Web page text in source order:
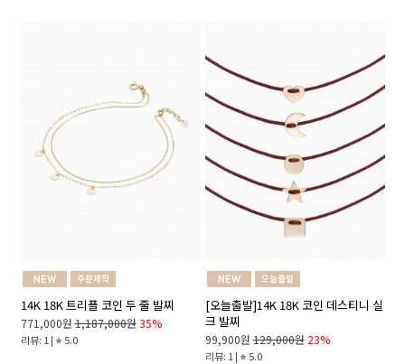
14K 18K 트리플 코인 두 줄 발찌
771,000원 1,187,000원 35%
리뷰: 1 | 5.0
[오늘출발]14K 18K 코인 데스티니 실
크 발찌
99,900원 129,000원 23%
리뷰: 1 | 5.0